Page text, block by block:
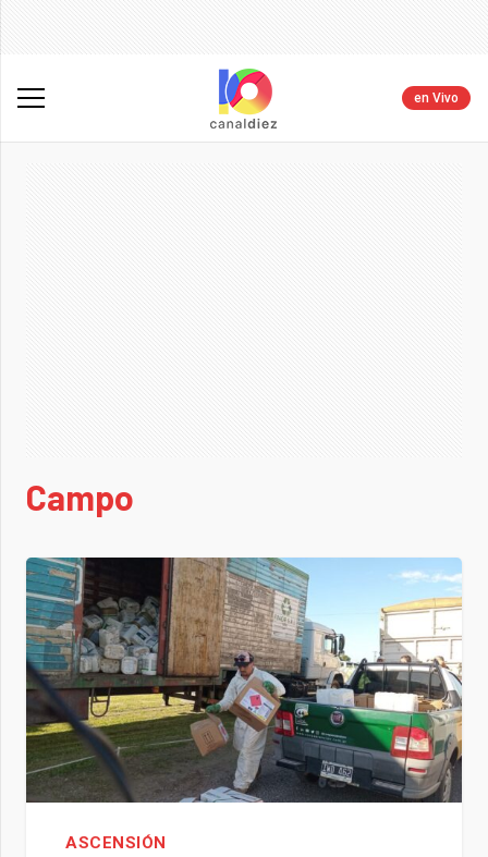
en Vivo
Campo
ASCENSIÓN